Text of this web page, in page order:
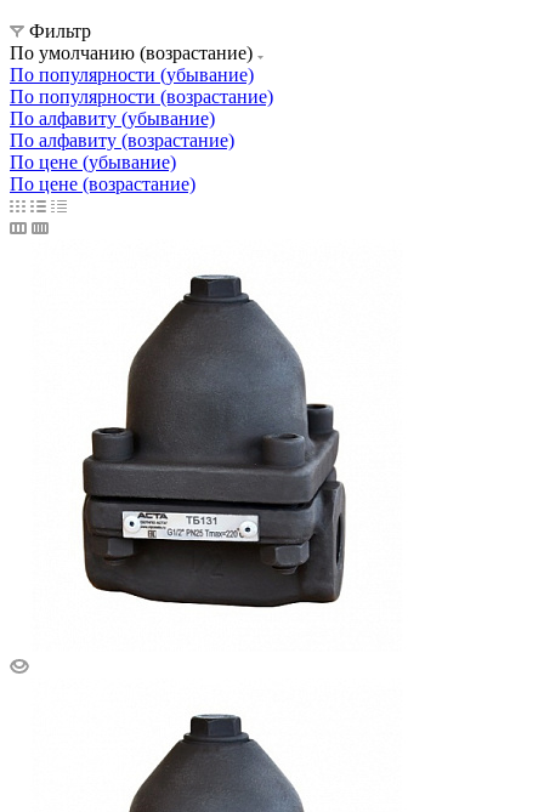
Фильтр
По умолчанию (возрастание)
По популярности (убывание)
По популярности (возрастание)
По алфавиту (убывание)
По алфавиту (возрастание)
По цене (убывание)
По цене (возрастание)